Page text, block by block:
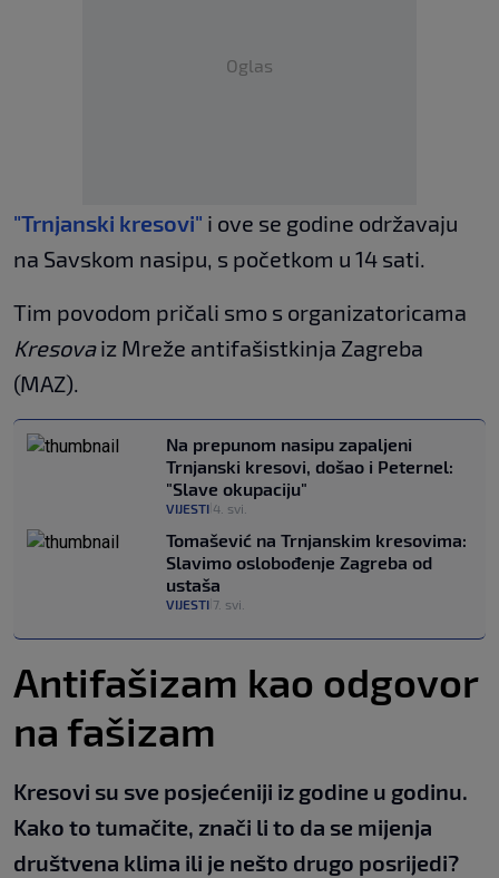
Oglas
"Trnjanski kresovi" i ove se godine održavaju
na Savskom nasipu, s početkom u 14 sati.
Tim povodom pričali smo s organizatoricama
Kresovaiz Mreže antifašistkinja Zagreba
(MAZ).
Na prepunom nasipu zapaljeni
Trnjanski kresovi, došao i Peternel:
"Slave okupaciju"
VIJESTI 4. svi.
Tomašević na Trnjanskim kresovima:
Slavimo oslobođenje Zagreba od
ustaša
VIJESTI 7. svi.
Antifašizam kao odgovor
na fašizam
Kresovi su sve posjećeniji iz godine u godinu.
Kako to tumačite, znači li to da se mijenja
društvena klima ili je nešto drugo posrijedi?